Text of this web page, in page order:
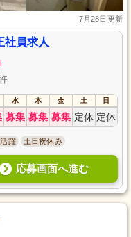
7月28日更新
社員求人
水 木 金 土 日
募集 募集 募集 定休 定休
躍 土日祝休み
応募画面へ進む